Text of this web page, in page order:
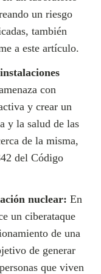
un riesgo
también
a este artículo.
con
y crear un
y la salud de las
de la misma,
del Código
nuclear: En
un ciberataque
de una
de generar
que viven